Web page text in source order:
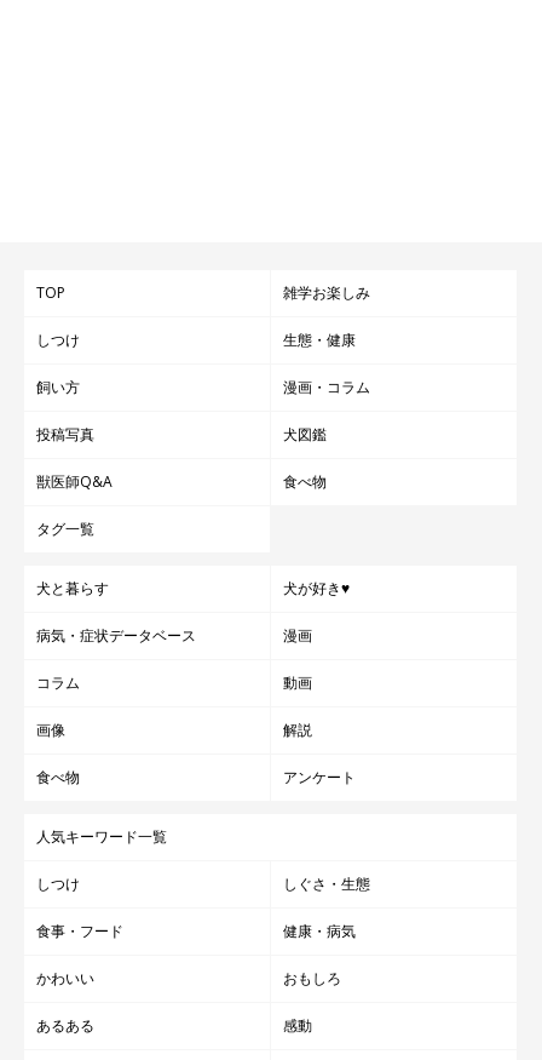
TOP 雑学お楽しみ
しつけ 生態・健康
飼い方 漫画・コラム
投稿写真 犬図鑑
獣医師Q&A 食べ物
タグ一覧
犬と暮らす 犬が好き♥
病気・症状データベース 漫画
コラム 動画
画像 解説
食べ物 アンケート
人気キーワード一覧
しつけ しぐさ・生態
食事・フード 健康・病気
かわいい おもしろ
あるある 感動